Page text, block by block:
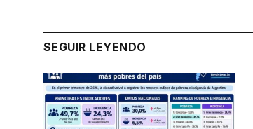
SEGUIR LEYENDO